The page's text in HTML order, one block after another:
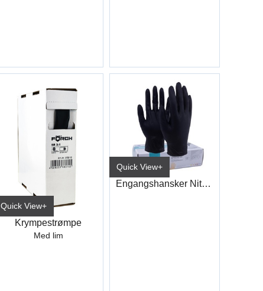
Quick View+
Krympestrømpe
Med lim
Quick View+
Engangshansker Nitril Sort